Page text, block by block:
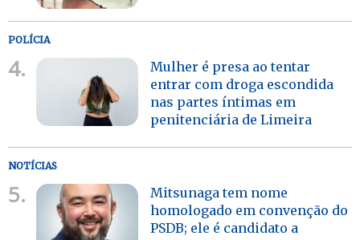
POLÍCIA
4.
Mulher é presa ao tentar
entrar com droga escondida
nas partes íntimas em
penitenciária de Limeira
NOTÍCIAS
5.
Mitsunaga tem nome
homologado em convenção do
PSDB; ele é candidato a